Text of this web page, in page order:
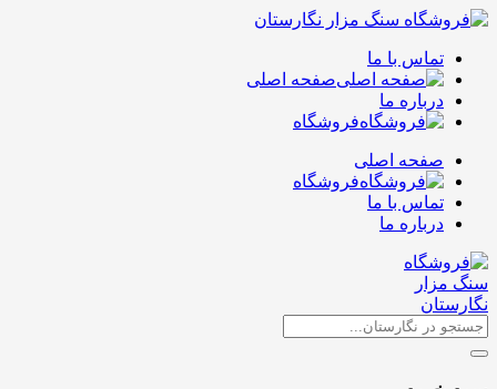
تماس با ما
صفحه اصلی
درباره ما
فروشگاه
صفحه اصلی
فروشگاه
تماس با ما
درباره ما